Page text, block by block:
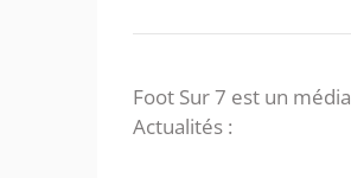
Foot Sur 7 est un
Actualités :